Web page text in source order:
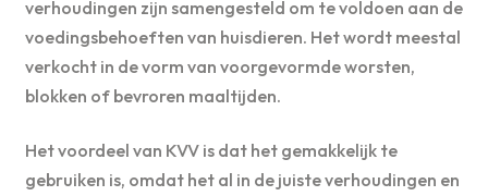
verhoudingen zijn samengesteld om te voldoen aan de
voedingsbehoeften van huisdieren. Het wordt meestal
verkocht in de vorm van voorgevormde worsten,
blokken of bevroren maaltijden.
Het voordeel van KVV is dat het gemakkelijk te
gebruiken is, omdat het al in de juiste verhoudingen en